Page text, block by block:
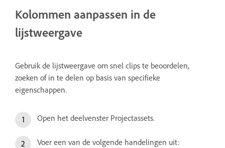
Kolommen aanpassen in de
lijstweergave
Gebruik de lijstweergave om snel clips te beoordelen,
zoeken of in te delen op basis van specifieke
eigenschappen.
Open het deelvenster Projectassets.
Voer een van de volgende handelingen uit: